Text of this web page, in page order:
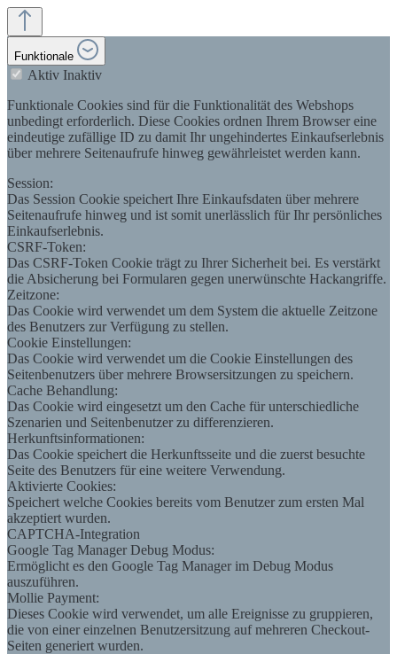
Funktionale
Aktiv Inaktiv
Funktionale Cookies sind für die Funktionalität des Webshops
unbedingt erforderlich. Diese Cookies ordnen Ihrem Browser eine
eindeutige zufällige ID zu damit Ihr ungehindertes Einkaufserlebnis
über mehrere Seitenaufrufe hinweg gewährleistet werden kann.
Session:
Das Session Cookie speichert Ihre Einkaufsdaten über mehrere
Seitenaufrufe hinweg und ist somit unerlässlich für Ihr persönliches
Einkaufserlebnis.
CSRF-Token:
Das CSRF-Token Cookie trägt zu Ihrer Sicherheit bei. Es verstärkt
die Absicherung bei Formularen gegen unerwünschte Hackangriffe.
Zeitzone:
Das Cookie wird verwendet um dem System die aktuelle Zeitzone
des Benutzers zur Verfügung zu stellen.
Cookie Einstellungen:
Das Cookie wird verwendet um die Cookie Einstellungen des
Seitenbenutzers über mehrere Browsersitzungen zu speichern.
Cache Behandlung:
Das Cookie wird eingesetzt um den Cache für unterschiedliche
Szenarien und Seitenbenutzer zu differenzieren.
Herkunftsinformationen:
Das Cookie speichert die Herkunftsseite und die zuerst besuchte
Seite des Benutzers für eine weitere Verwendung.
Aktivierte Cookies:
Speichert welche Cookies bereits vom Benutzer zum ersten Mal
akzeptiert wurden.
CAPTCHA-Integration
Google Tag Manager Debug Modus:
Ermöglicht es den Google Tag Manager im Debug Modus
auszuführen.
Mollie Payment:
Dieses Cookie wird verwendet, um alle Ereignisse zu gruppieren,
die von einer einzelnen Benutzersitzung auf mehreren Checkout-
Seiten generiert wurden.